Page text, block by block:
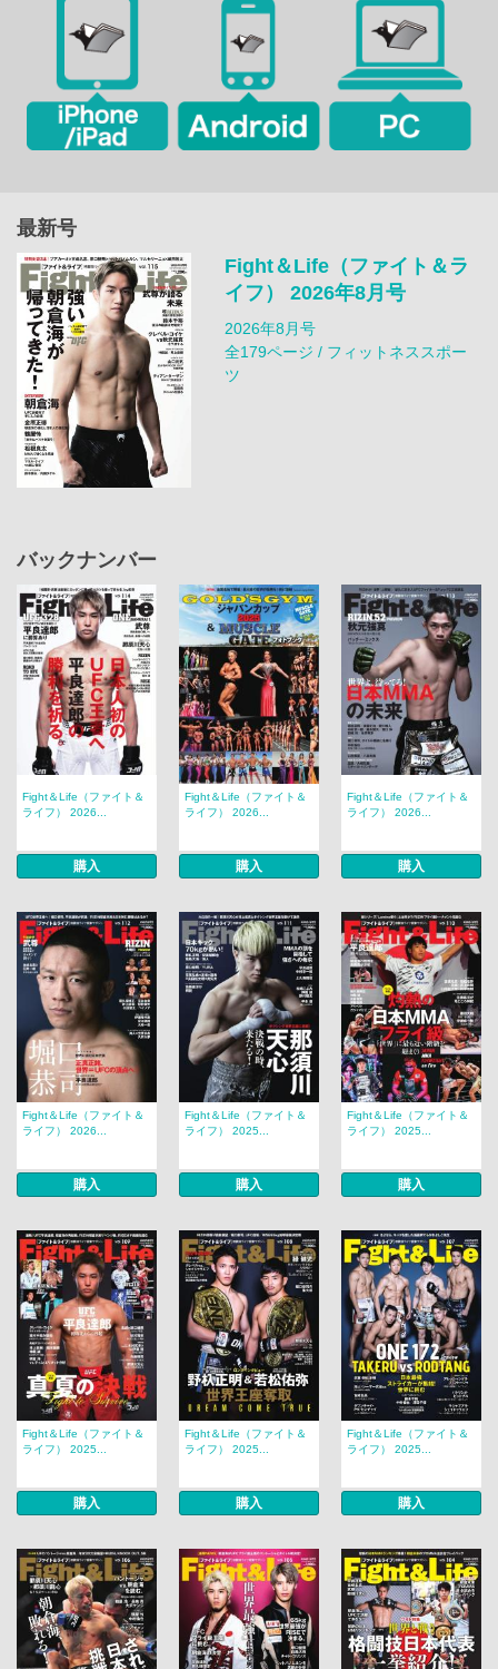
最新号
Fight＆Life（ファイト＆ラ
イフ） 2026年8月号
2026年8月号
全179ページ / フィットネススポー
ツ
バックナンバー
Fight＆Life（ファイト＆
ライフ） 2026...
購入
Fight＆Life（ファイト＆
ライフ） 2026...
購入
Fight＆Life（ファイト＆
ライフ） 2026...
購入
Fight＆Life（ファイト＆
ライフ） 2026...
購入
Fight＆Life（ファイト＆
ライフ） 2025...
購入
Fight＆Life（ファイト＆
ライフ） 2025...
購入
Fight＆Life（ファイト＆
ライフ） 2025...
購入
Fight＆Life（ファイト＆
ライフ） 2025...
購入
Fight＆Life（ファイト＆
ライフ） 2025...
購入